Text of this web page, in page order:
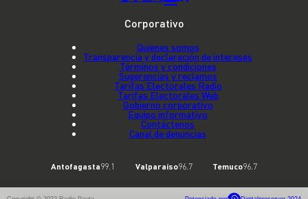
Corporativo
Quienes somos
Transparencia y declaración de intereses
Términos y condiciones
Sugerencias y reclamos
Tarifas Electorales Radio
Tarifas Electorales Web
Gobierno corporativo
Equipo informativo
Contáctenos
Canal de denuncias
Antofagasta99.1 Valparaíso96.7 Temuco96.7